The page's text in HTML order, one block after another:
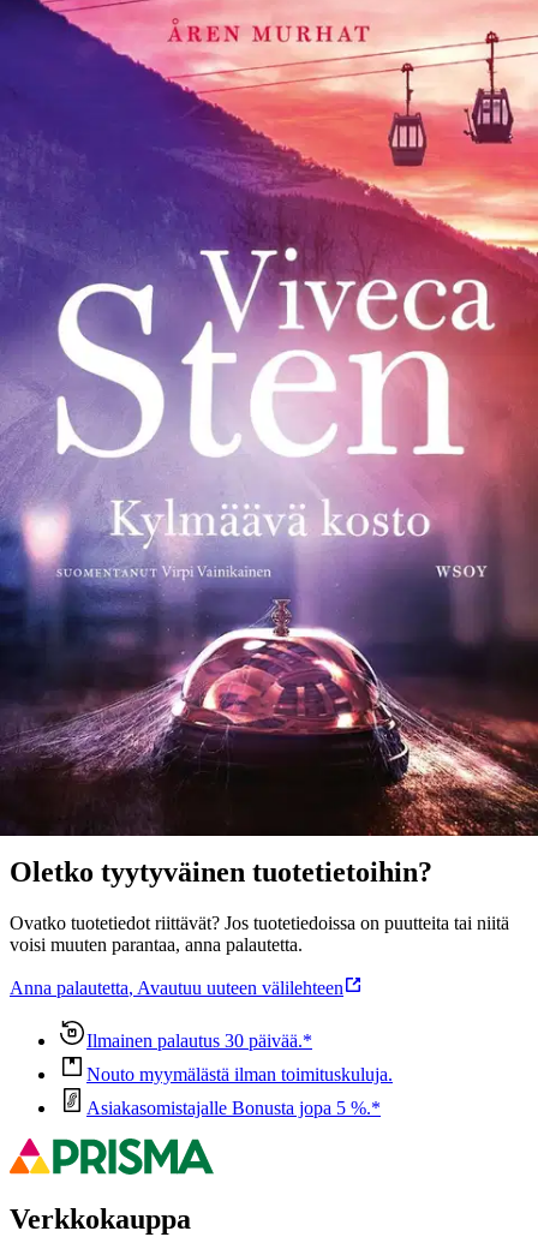
Tuotekuvaus
Åren hangilla menneisyyden varjot ovat pitkät Bisnesnainen löytyy
brutaalisti murhattuna ylellisen hotellin sviitistä. Åreen iskee
paniikki. Poliisit Daniel Lindskog ja Hanna Ahlander saavat selville,
että uhrilla oli yhteyksiä lähialueella sijaitsevaan kuuluisaan
vuoristohotelliin. Uhri oli kaavaillut parhaat päivänsä nähneen
rakennuksen paikalle uutta luksushotellia, alan houkuttavinta
helmeä.Ja nyt hänet on murhattu – miksi? Kimuranttiin tutkintaan
liittyy särkyneitä ihmissuhteita, ikäviä konflikteja ja tuskallisia
lapsuusmuistoja. Tapauksen lisäksi työparilla on selvitettävää
yksityiselämässään: Daniel on alkanut käydä terapiassa oppiakseen
vihanhallintaa ihmissuhteissaan. Hannalla riittää haastetta omassa
tunne-elämässään. Mitä he oppivat itsestään ja toisistaan
pureutuessaan Åren idyllin synkkään menneisyyteen? Viveca Sten
(s. 1959) tunnetaan suositusta Sandhamnin murhat -sarjasta. Åren
murhat -sarjan aloitusosa Lumen uhrit syntyi kirjailijan
koronaeristyksen aikana. Uusi rikossarja idyllisissä
tunturimaisemissa löysi välittömästi yleisönsä. Veriteot jatkuivat
sarjan toisessa osassa Laakson varjo, Kylmäävässä kostossa ei
uhreilta säästytä, mutta henkilöiden kasvu kiinnostaviksi ja
monitasoisiksi persooniksi jatkuu. Viveca Sten on kirjoittanut 22
kirjaa, joita on myyty maailmanlaajuisesti yli kuusi miljoonaa
kappaletta. Kirjat ovat pitäneet pintansa suomalaislukijoiden
suosikkidekkareina jo vuosia.
tuotekuvausta
Ominaisuudet
Oletko tyytyväinen tuotetietoihin?
Ovatko tuotetiedot riittävät? Jos tuotetiedoissa on puutteita tai niitä
voisi muuten parantaa, anna palautetta.
Anna palautetta, Avautuu uuteen välilehteen
Ilmainen palautus 30 päivää.*
Nouto myymälästä ilman toimituskuluja.
Asiakasomistajalle Bonusta jopa 5 %.*
Verkkokauppa